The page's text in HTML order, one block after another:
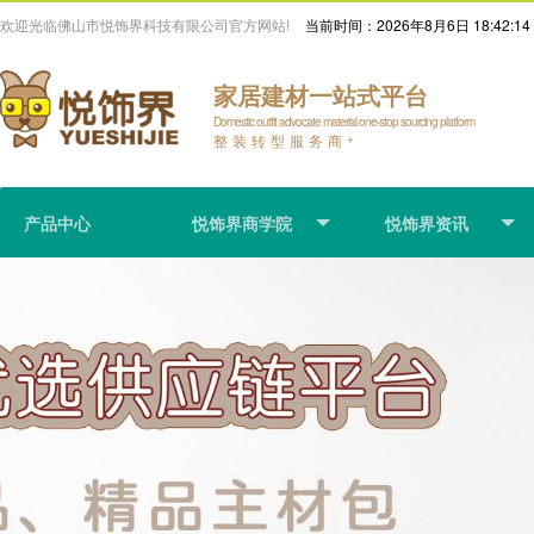
欢迎光临佛山市悦饰界科技有限公司官方网站! 当前时间： 2026年8月6日 18:42:15
家居建材一站式平台
Domestic outfit advocate material one-stop sourcing platform
整装转型服务商 +
产品中心 悦饰界商学院 悦饰界资讯